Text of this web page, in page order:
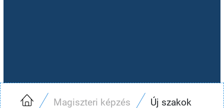
Magiszteri képzés Új szakok